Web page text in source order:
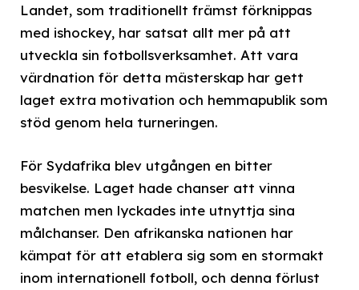
Landet, som traditionellt främst förknippas
med ishockey, har satsat allt mer på att
utveckla sin fotbollsverksamhet. Att vara
värdnation för detta mästerskap har gett
laget extra motivation och hemmapublik som
stöd genom hela turneringen.
För Sydafrika blev utgången en bitter
besvikelse. Laget hade chanser att vinna
matchen men lyckades inte utnyttja sina
målchanser. Den afrikanska nationen har
kämpat för att etablera sig som en stormakt
inom internationell fotboll, och denna förlust